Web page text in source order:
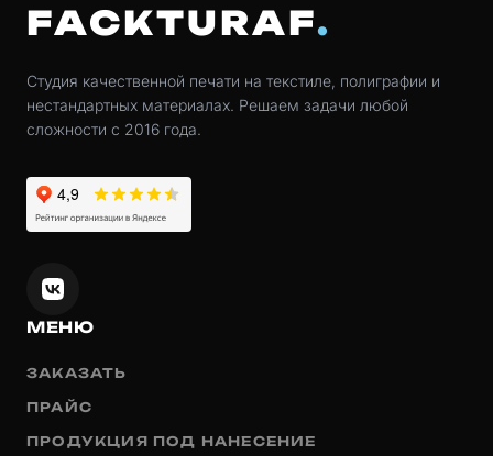
FACKTURAF
Студия качественной печати на текстиле, полиграфии и
нестандартных материалах. Решаем задачи любой
сложности с 2016 года.
МЕНЮ
ЗАКАЗАТЬ
ПРАЙС
ПРОДУКЦИЯ ПОД НАНЕСЕНИЕ